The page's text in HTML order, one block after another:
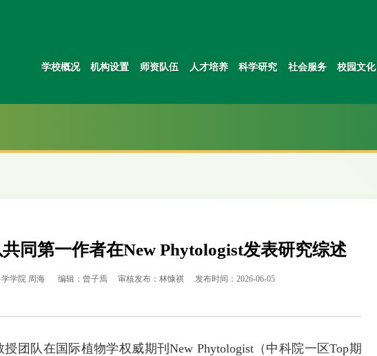
学校概况 机构设置 师资队伍 人才培养 科学研究 社会服务 校园文化
同第一作者在New Phytologist发表研究综述
学院 周海 编辑：曾子焉 审核发布：林慷祺 发布时间：2026-06-05
团队在国际植物学权威期刊New Phytologist（中科院一区Top期